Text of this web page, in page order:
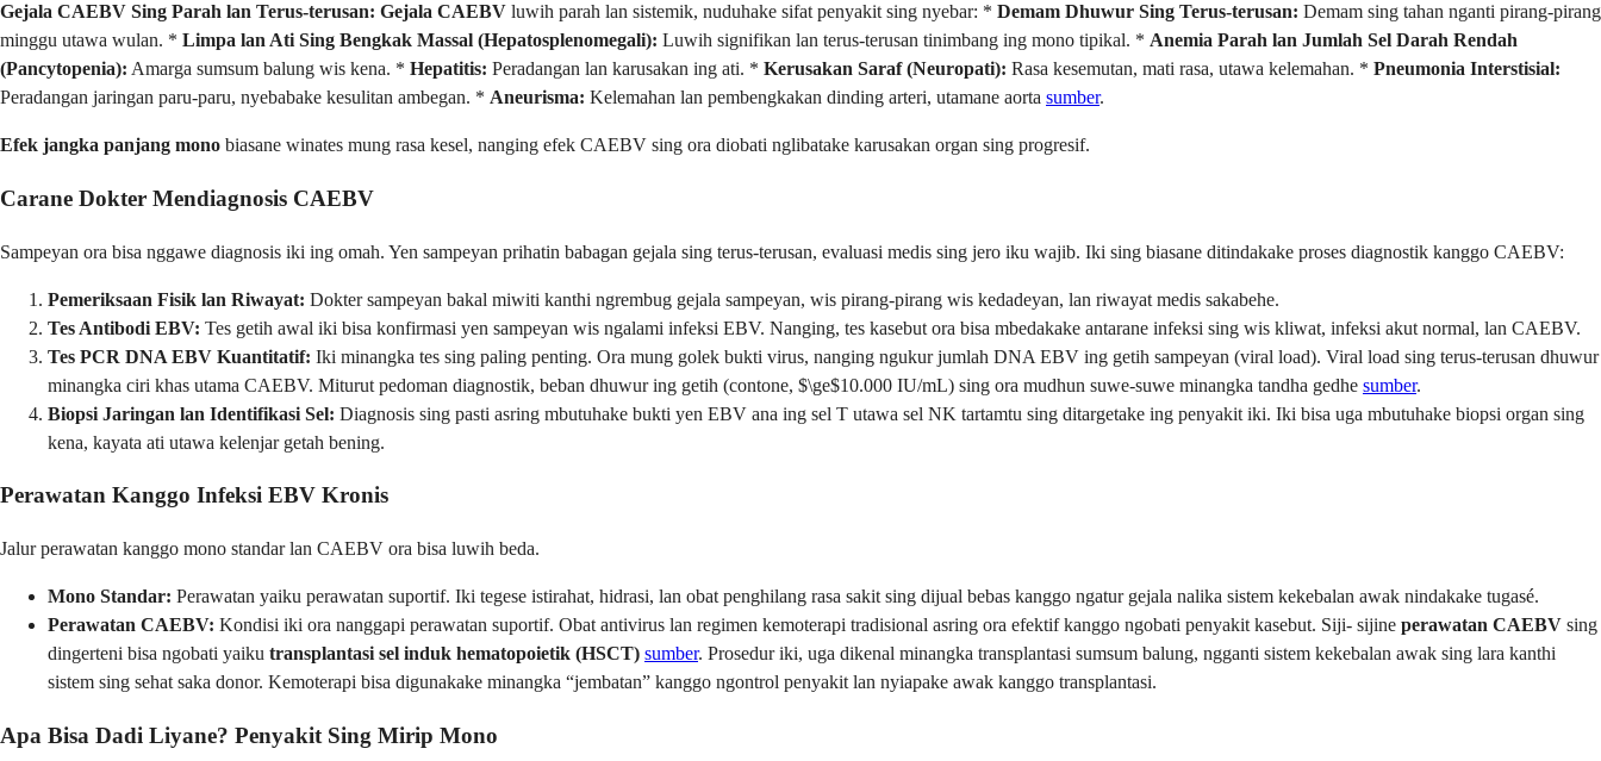
Gejala CAEBV Sing Parah lan Terus-terusan: Gejala CAEBV luwih parah lan sistemik, nuduhake sifat penyakit sing nyebar: * Demam Dhuwur Sing Terus-terusan: Demam sing tahan nganti pirang-pirang
minggu utawa wulan. * Limpa lan Ati Sing Bengkak Massal (Hepatosplenomegali): Luwih signifikan lan terus-terusan tinimbang ing mono tipikal. * Anemia Parah lan Jumlah Sel Darah Rendah
(Pancytopenia): Amarga sumsum balung wis kena. * Hepatitis: Peradangan lan karusakan ing ati. * Kerusakan Saraf (Neuropati): Rasa kesemutan, mati rasa, utawa kelemahan. * Pneumonia Interstisial:
Peradangan jaringan paru-paru, nyebabake kesulitan ambegan. * Aneurisma: Kelemahan lan pembengkakan dinding arteri, utamane aorta sumber.
Efek jangka panjang mono biasane winates mung rasa kesel, nanging efek CAEBV sing ora diobati nglibatake karusakan organ sing progresif.
Carane Dokter Mendiagnosis CAEBV
Sampeyan ora bisa nggawe diagnosis iki ing omah. Yen sampeyan prihatin babagan gejala sing terus-terusan, evaluasi medis sing jero iku wajib. Iki sing biasane ditindakake proses diagnostik kanggo CAEBV:
Pemeriksaan Fisik lan Riwayat: Dokter sampeyan bakal miwiti kanthi ngrembug gejala sampeyan, wis pirang-pirang wis kedadeyan, lan riwayat medis sakabehe.
Tes Antibodi EBV: Tes getih awal iki bisa konfirmasi yen sampeyan wis ngalami infeksi EBV. Nanging, tes kasebut ora bisa mbedakake antarane infeksi sing wis kliwat, infeksi akut normal, lan CAEBV.
Tes PCR DNA EBV Kuantitatif: Iki minangka tes sing paling penting. Ora mung golek bukti virus, nanging ngukur jumlah DNA EBV ing getih sampeyan (viral load). Viral load sing terus-terusan dhuwur
minangka ciri khas utama CAEBV. Miturut pedoman diagnostik, beban dhuwur ing getih (contone, $\ge$10.000 IU/mL) sing ora mudhun suwe-suwe minangka tandha gedhe sumber.
Biopsi Jaringan lan Identifikasi Sel: Diagnosis sing pasti asring mbutuhake bukti yen EBV ana ing sel T utawa sel NK tartamtu sing ditargetake ing penyakit iki. Iki bisa uga mbutuhake biopsi organ sing
kena, kayata ati utawa kelenjar getah bening.
Perawatan Kanggo Infeksi EBV Kronis
Jalur perawatan kanggo mono standar lan CAEBV ora bisa luwih beda.
Mono Standar: Perawatan yaiku perawatan suportif. Iki tegese istirahat, hidrasi, lan obat penghilang rasa sakit sing dijual bebas kanggo ngatur gejala nalika sistem kekebalan awak nindakake tugasé.
Perawatan CAEBV: Kondisi iki ora nanggapi perawatan suportif. Obat antivirus lan regimen kemoterapi tradisional asring ora efektif kanggo ngobati penyakit kasebut. Siji- sijine perawatan CAEBV sing
dingerteni bisa ngobati yaiku transplantasi sel induk hematopoietik (HSCT) sumber. Prosedur iki, uga dikenal minangka transplantasi sumsum balung, ngganti sistem kekebalan awak sing lara kanthi
sistem sing sehat saka donor. Kemoterapi bisa digunakake minangka “jembatan” kanggo ngontrol penyakit lan nyiapake awak kanggo transplantasi.
Apa Bisa Dadi Liyane? Penyakit Sing Mirip Mono